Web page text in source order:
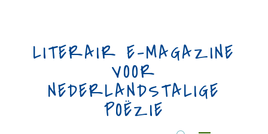
LITERAIR E-MAGAZINE
VOOR
NEDERLANDSTALIGE
POËZIE